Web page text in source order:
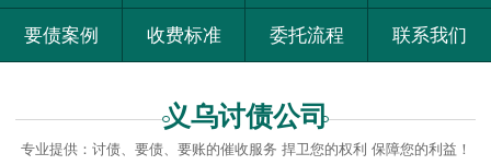
要债案例 收费标准 委托流程 联系我们
义乌讨债公司
专业提供：讨债、要债、要账的催收服务 捍卫您的权利 保障您的利益！